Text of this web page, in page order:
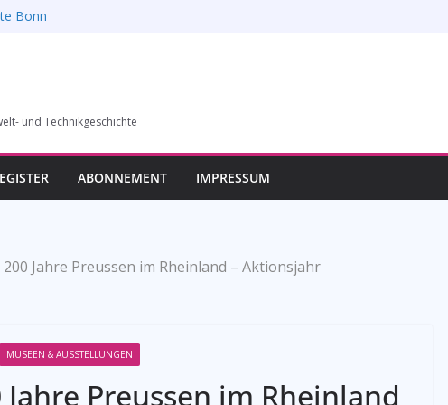
Bonn
in Bochum vom
und Technikgeschichte
ABONNEMENT IMPRESSUM
Jahre Preussen im Rheinland – Aktionsjahr
MUSEEN & AUSSTELLUNGEN
Preussen im Rheinland